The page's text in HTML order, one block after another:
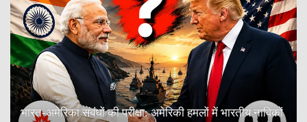
भारत-अमेरिका संबंधों की परीक्षा: अमेरिकी हमलों में भारतीय नाविकों